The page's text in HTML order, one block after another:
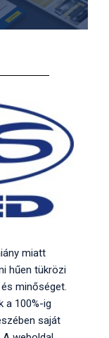
miatt
hűen tükrözi
minőséget.
a 100%-ig
saját